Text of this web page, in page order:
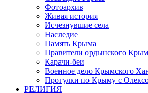
Фотоархив
Живая история
Исчезнувшие села
Наследие
Память Крыма
Правители ордынского
Карачи-беи
Военное дело Крымского
Прогулки по Крыму с
РЕЛИГИЯ